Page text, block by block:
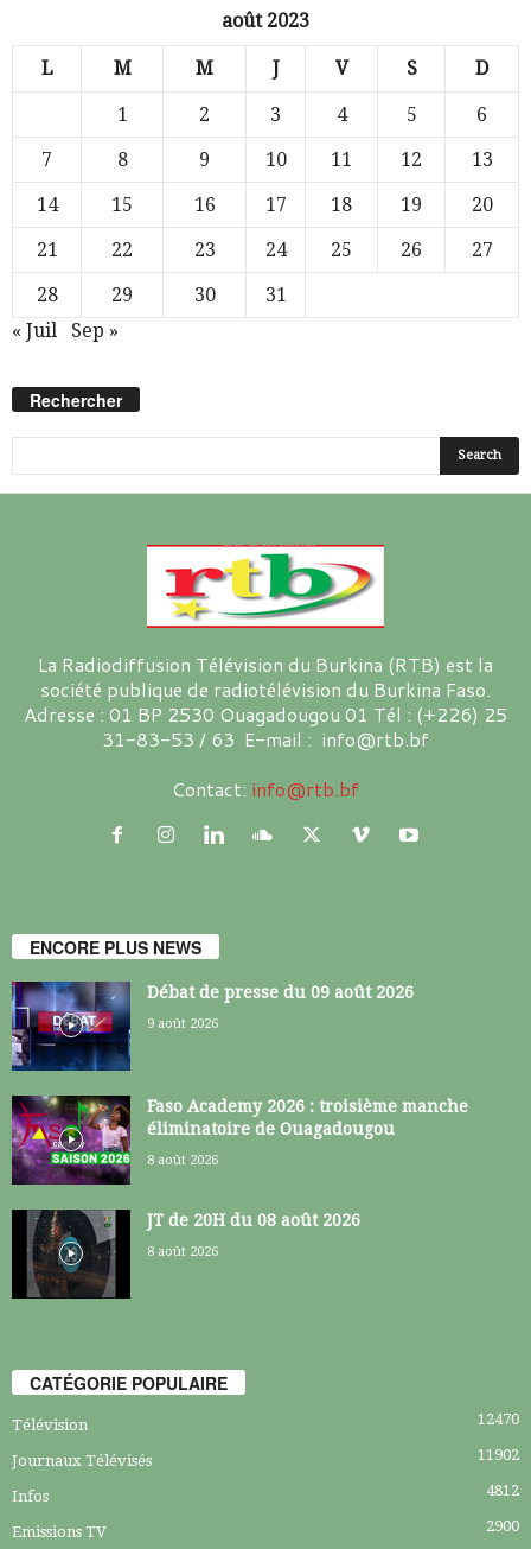
août 2023
L M M J V S D
1 2 3 4 5
6
7
8 9 10 11 12
13
14
15 16 17 18 19
20
21
22 23 24 25 26
27
28
29 30
31
« Juil
Sep »
Rechercher
La Radiodiffusion Télévision du Burkina (RTB) est la
société publique de radiotélévision du Burkina Faso.
Adresse : 01 BP 2530 Ouagadougou 01 Tél : (+226) 25
31-83-53 / 63 E-mail : info@rtb.bf
Contact: info@rtb.bf
ENCORE PLUS NEWS
Débat de presse du 09 août 2026
9 août 2026
Faso Academy 2026 : troisième manche
éliminatoire de Ouagadougou
8 août 2026
JT de 20H du 08 août 2026
8 août 2026
CATÉGORIE POPULAIRE
Télévision 12470
Journaux Télévisés 11902
Infos 4812
Emissions TV 2900